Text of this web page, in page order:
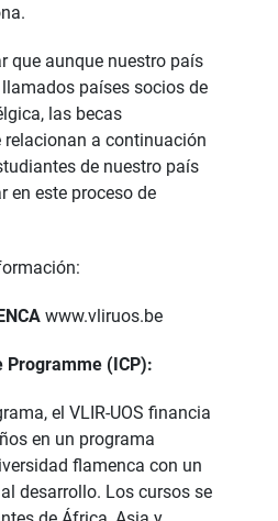
que aunque nuestro país
países socios de
las becas
relacionan a continuación
de nuestro país
en este proceso de
www.vliruos.be
Programme (ICP):
el VLIR-UOS financia
en un programa
flamenca con un
desarrollo. Los cursos se